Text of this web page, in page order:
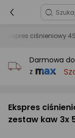
Ekspres ciśnieniowy
Darmowa
z
Ekspres
zestaw kaw 3x